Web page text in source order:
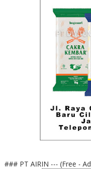
### PT AIRIN --- (Free -